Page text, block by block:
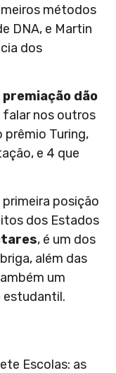
métodos
DNA, e Martin
dos
dão
falar nos outros
prêmio Turing,
e 4 que
posição
dos Estados
, é um dos
além das
um
estudantil.
Escolas: as